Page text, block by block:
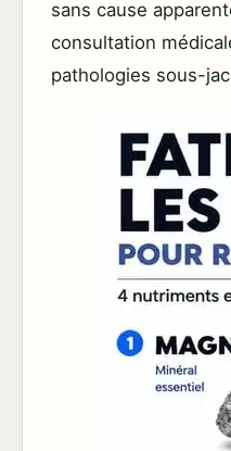
sans cause
consultation
pathologies sous-